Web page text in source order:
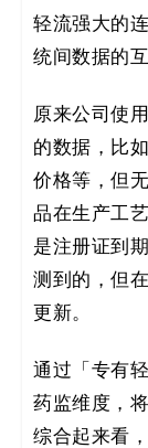
轻流强大的
统间数据的互
原来公司使
的数据，比
价格等，但
品在生产工
是注册证到
测到的，但
更新。
通过「专有
药监维度，
综合起来看